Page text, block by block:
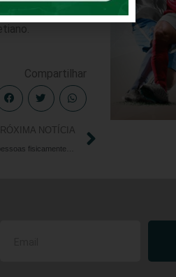
do presidente
Compartilhar
NOTÍCIA